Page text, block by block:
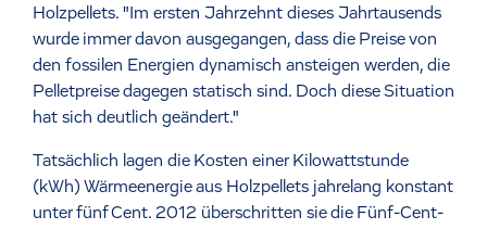
Holzpellets. "Im ersten Jahrzehnt dieses Jahrtausends
wurde immer davon ausgegangen, dass die Preise von
den fossilen Energien dynamisch ansteigen werden, die
Pelletpreise dagegen statisch sind. Doch diese Situation
hat sich deutlich geändert."
Tatsächlich lagen die Kosten einer Kilowattstunde
(kWh) Wärmeenergie aus Holzpellets jahrelang konstant
unter fünf Cent. 2012 überschritten sie die Fünf-Cent-